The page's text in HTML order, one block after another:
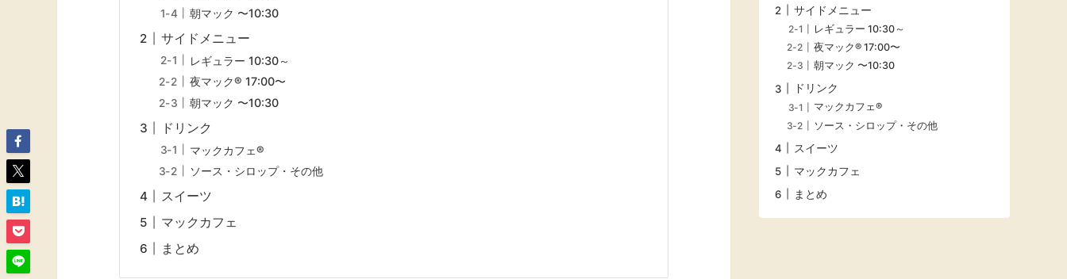
朝マック 〜10:30
サイドメニュー
レギュラー 10:30～
夜マック® 17:00〜
朝マック 〜10:30
ドリンク
マックカフェ®
ソース・シロップ・その他
スイーツ
マックカフェ
まとめ
サイドメニュー
レギュラー 10:30～
夜マック® 17:00〜
朝マック 〜10:30
ドリンク
マックカフェ®
ソース・シロップ・その他
スイーツ
マックカフェ
まとめ